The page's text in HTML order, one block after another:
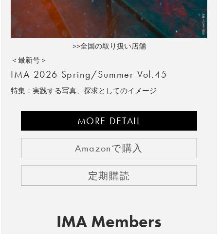
>>全国の取り扱い店舗
＜最新号＞
IMA 2026 Spring/Summer Vol.45
特集：実践する写真、探求としてのイメージ
MORE DETAIL
Amazonで購入
定期購読
IMA Members